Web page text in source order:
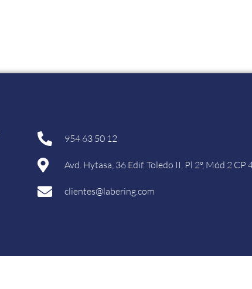
954 63 50 12
Avd. Hytasa, 36 Edif. Toledo II, Pl 2º, Mód 2 CP
clientes@labering.com